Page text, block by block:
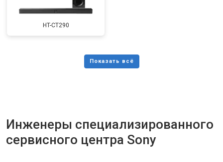
HT-CT290
Инженеры специализированного
сервисного центра Sony